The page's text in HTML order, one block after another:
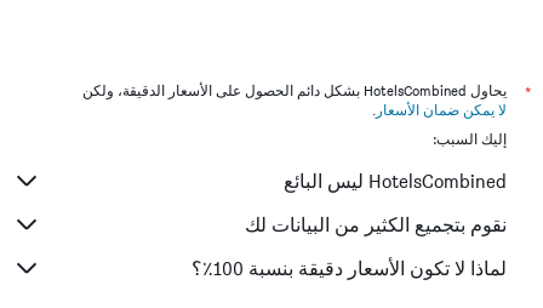
*
يحاول HotelsCombined بشكل دائم الحصول على الأسعار الدقيقة، ولكن
لا يمكن ضمان الأسعار .
إليك السبب:
HotelsCombined ليس البائع
نقوم بتجميع الكثير من البيانات لك
لماذا لا تكون الأسعار دقيقة بنسبة 100٪؟